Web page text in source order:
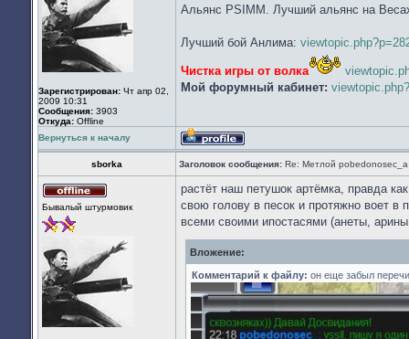
Зарегистрирован: Чт апр 02,
2009 10:31
Сообщения: 3903
Откуда: Offline
Альянс PSIMM. Лучший альянс на
Лучший бой Анлима:
Чистка игры от волка
Мой форумный кабинет:
Вернуться к началу
Профиль
sborka
Заголовок сообщения: Re: Метлой pobedonosec_а
в
Бывалый штурмовик
растёт наш петушок артёмка, правда
свою голову в песок и протяжно воет в
всеми своими ипостасями (анеты,
Вложение:
Комментарий к файлу: он еще забыл